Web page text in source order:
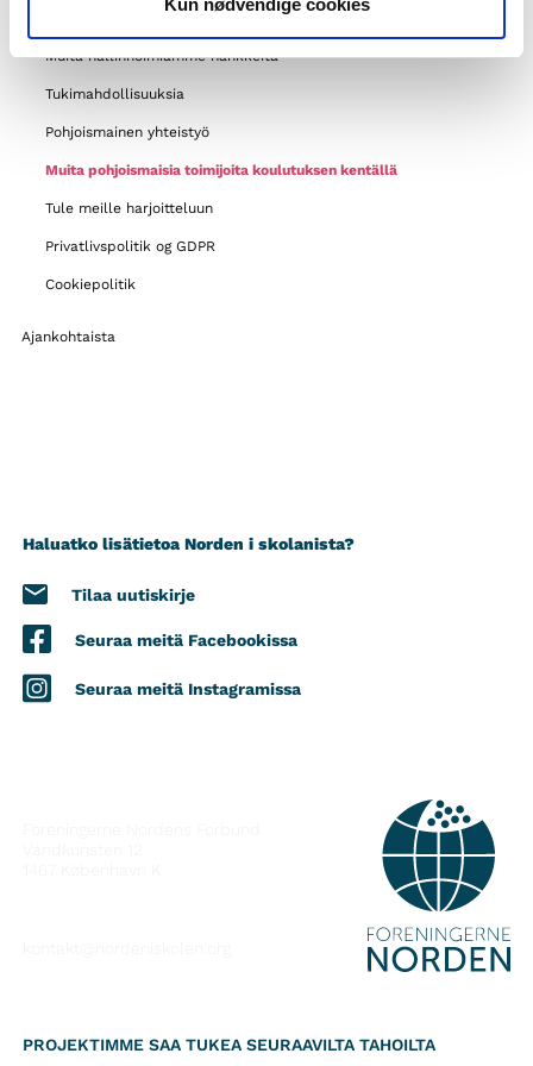
Kun nødvendige cookies
Muita hallinnoimiamme hankkeita
Tukimahdollisuuksia
Pohjoismainen yhteistyö
Muita pohjoismaisia toimijoita koulutuksen kentällä
Tule meille harjoitteluun
Privatlivspolitik og GDPR
Cookiepolitik
Ajankohtaista
Haluatko lisätietoa Norden i skolanista?
Tilaa uutiskirje
Seuraa meitä Facebookissa
Seuraa meitä Instagramissa
PROJEKTIMME SAA TUKEA SEURAAVILTA TAHOILTA